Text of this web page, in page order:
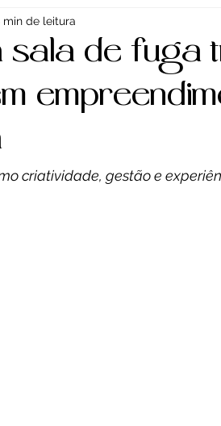
Saúde
Reportagem
sala de fuga
min de leitura
criatividade, gestão e